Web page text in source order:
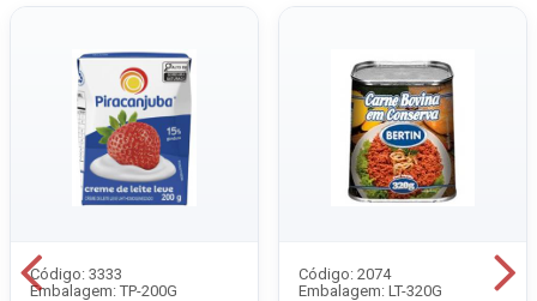
Código: 3333
Embalagem: TP-200G
Código: 2074
Embalagem: LT-320G